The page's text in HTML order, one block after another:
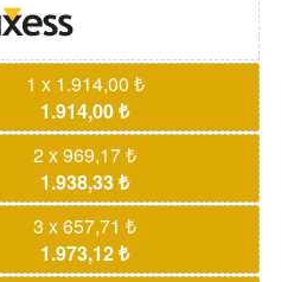
1 x 1.914,00 ₺
1.914,00 ₺
2 x 969,17 ₺
1.938,33 ₺
3 x 657,71 ₺
1.973,12 ₺